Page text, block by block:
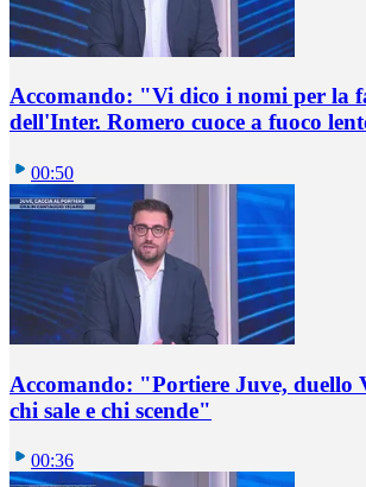
Accomando: "Vi dico i nomi per la
dell'Inter. Romero cuoce a fuoco
00:50
Accomando: "Portiere Juve, duello
chi sale e chi scende"
00:36